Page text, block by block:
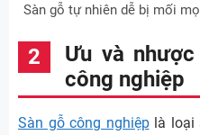
Sàn gỗ tự nhiên dễ bị mối
Ưu và
công nghiệp
Sàn gỗ công nghiệplà loại